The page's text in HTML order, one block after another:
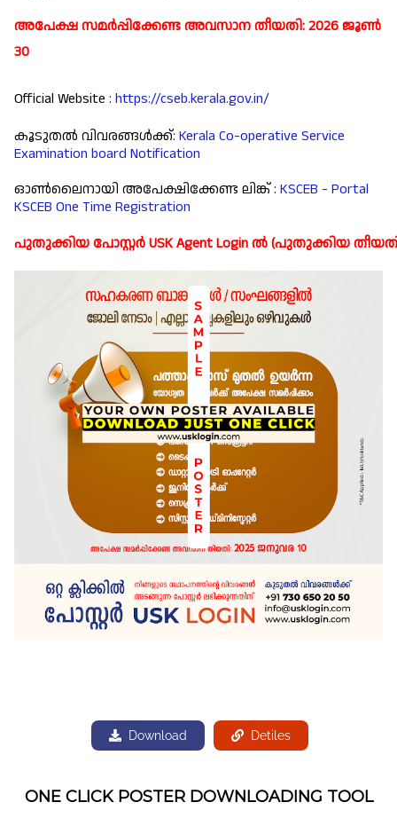
അപേക്ഷ സമർപ്പിക്കേണ്ട അവസാന തീയതി:2026 ജൂൺ
30
Official Website : https://cseb.kerala.gov.in/
കൂടുതൽ വിവരങ്ങൾക്ക്: Kerala Co-operative Service
Examination board Notification
ഓൺലൈനായി അപേക്ഷിക്കേണ്ട ലിങ്ക് : KSCEB - Portal
KSCEB One Time Registration
പുതുക്കിയ പോസ്റ്റർ USK Agent Login ൽ (പുതുക്കിയ
Download Detiles
ONE CLICK POSTER DOWNLOADING TOOL